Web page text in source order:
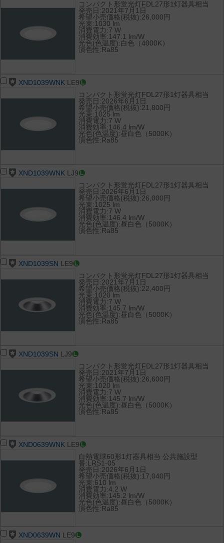
コンパクト形蛍光灯FDL27形1灯器具相当
発売日:2021年7月1日
希望小売価格(税抜):26,000円
光束:1030 lm
消費電力:7 W
消費効率:147.1 lm/W
光色(色温度):白色（4000K）
演色性:Ra85
XND1039WNK LE9
コンパクト形蛍光灯FDL27形1灯器具相当
発売日:2026年6月1日
希望小売価格(税抜):21,800円
光束:1025 lm
消費電力:7 W
消費効率:146.4 lm/W
光色(色温度):昼白色（5000K）
演色性:Ra85
XND1039WNK LJ9
コンパクト形蛍光灯FDL27形1灯器具相当
発売日:2026年6月1日
希望小売価格(税抜):26,000円
光束:1025 lm
消費電力:7 W
消費効率:146.4 lm/W
光色(色温度):昼白色（5000K）
演色性:Ra85
XND1039SN LE9
コンパクト形蛍光灯FDL27形1灯器具相当
発売日:2021年7月1日
希望小売価格(税抜):22,400円
光束:1020 lm
消費電力:7 W
消費効率:145.7 lm/W
光色(色温度):昼白色（5000K）
演色性:Ra85
XND1039SN LJ9
コンパクト形蛍光灯FDL27形1灯器具相当
発売日:2021年7月1日
希望小売価格(税抜):26,600円
光束:1020 lm
消費電力:7 W
消費効率:145.7 lm/W
光色(色温度):昼白色（5000K）
演色性:Ra85
XND0639WNK LE9
白熱電球60形1灯器具相当 公共施設型
番:LRS1-05
発売日:2026年6月1日
希望小売価格(税抜):17,040円
光束:610 lm
消費電力:4.2 W
消費効率:145.2 lm/W
光色(色温度):昼白色（5000K）
演色性:Ra85
XND0639WN LE9